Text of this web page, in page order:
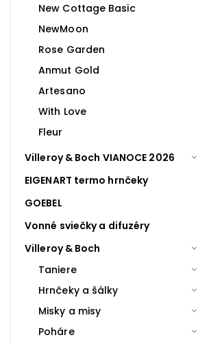
New Cottage Basic
NewMoon
Rose Garden
Anmut Gold
Artesano
With Love
Fleur
Villeroy & Boch VIANOCE 2026
EIGENART termo hrnčeky
GOEBEL
Vonné sviečky a difuzéry
Villeroy & Boch
Taniere
Hrnčeky a šálky
Misky a misy
Poháre